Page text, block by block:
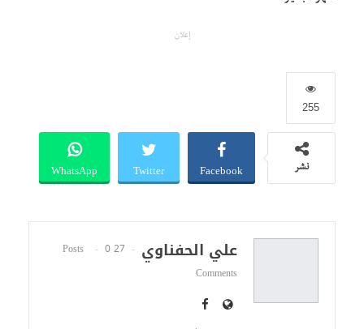
إعلان
255
نشر Facebook
Twitter
WhatsApp
علي الحفناوي 27 Posts
0
Comments